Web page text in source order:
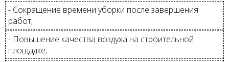
- Сокращение времени уборки после завершения
работ;
- Повышение качества воздуха на строительной
площадке;